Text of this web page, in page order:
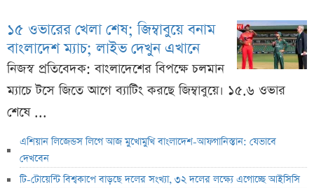
১৫ ওভারের খেলা শেষ; জিম্বাবুয়ে বনাম
বাংলাদেশ ম্যাচ; লাইভ দেখুন এখানে
নিজস্ব প্রতিবেদক: বাংলাদেশের বিপক্ষে চলমান
ম্যাচে টসে জিতে আগে ব্যাটিং করছে জিম্বাবুয়ে। ১৫.৬ ওভার
শেষে ...
এশিয়ান লিজেন্ডস লিগে আজ মুখোমুখি বাংলাদেশ-আফগানিস্তান: যেভাবে
দেখবেন
টি-টোয়েন্টি বিশ্বকাপে বাড়ছে দলের সংখ্যা, ৩২ দলের লক্ষ্যে এগোচ্ছে আইসিসি